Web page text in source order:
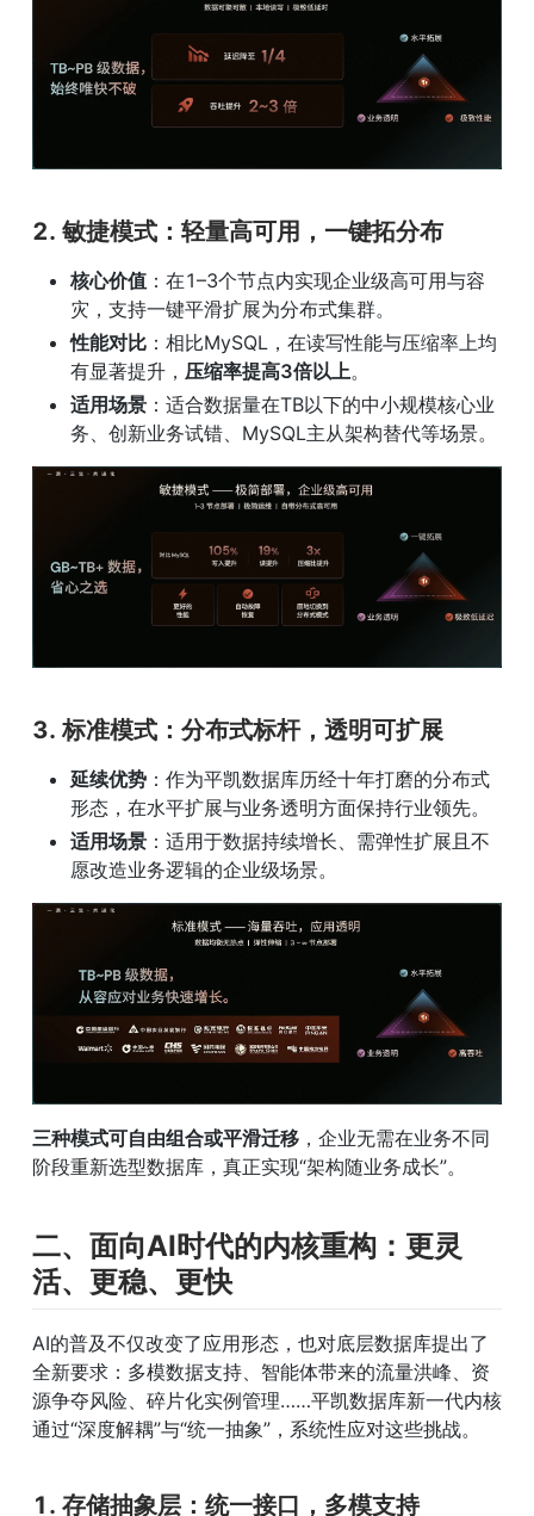
2. 敏捷模式：轻量高可用，一键拓分布
核心价值 ：在1–3个节点内实现企业级高可用与容
灾，支持一键平滑扩展为分布式集群。
性能对比 ：相比MySQL，在读写性能与压缩率上均
有显著提升， 压缩率提高3倍以上。
适用场景 ：适合数据量在TB以下的中小规模核心业
务、创新业务试错、MySQL主从架构替代等场景。
3. 标准模式：分布式标杆，透明可扩展
延续优势 ：作为平凯数据库历经十年打磨的分布式
形态，在水平扩展与业务透明方面保持行业领先。
适用场景 ：适用于数据持续增长、需弹性扩展且不
愿改造业务逻辑的企业级场景。
三种模式可自由组合或平滑迁移 ，企业无需在业务不同
阶段重新选型数据库，真正实现“架构随业务成长”。
二、面向AI时代的内核重构：更灵
活、更稳、更快
AI的普及不仅改变了应用形态，也对底层数据库提出了
全新要求：多模数据支持、智能体带来的流量洪峰、资
源争夺风险、碎片化实例管理……平凯数据库新一代内核
通过“深度解耦”与“统一抽象”，系统性应对这些挑战。
1. 存储抽象层：统一接口，多模支持